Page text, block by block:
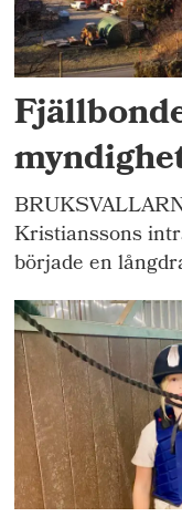
Kristianssons
började en